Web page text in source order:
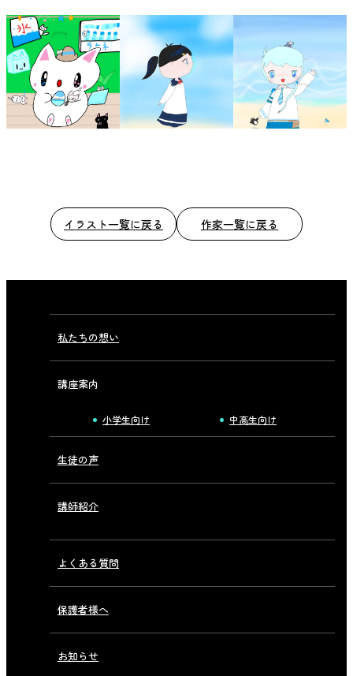
o
k
イラスト一覧に戻る 作家一覧に戻る
私たちの想い
講座案内
小学生向け 中高生向け
生徒の声
講師紹介
よくある質問
保護者様へ
お知らせ